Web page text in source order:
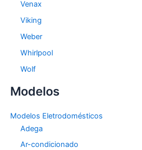
Venax
Viking
Weber
Whirlpool
Wolf
Modelos
Modelos Eletrodomésticos
Adega
Ar-condicionado